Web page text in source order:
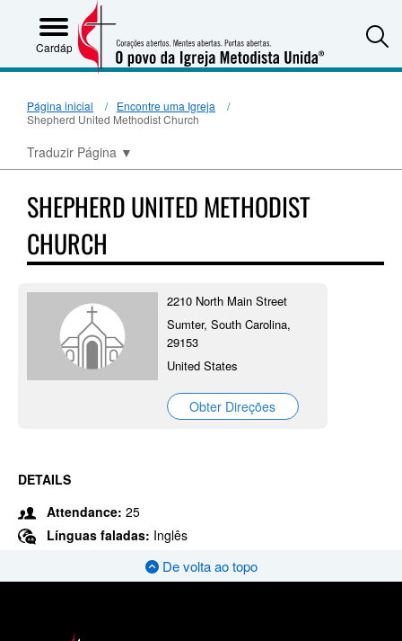
Cardápio
Página inicial
Encontre uma Igreja
Shepherd United Methodist Church
Traduzir Página ▼
SHEPHERD UNITED METHODIST
CHURCH
2210 North Main Street
Sumter, South Carolina,
29153
United States
Obter Direções
DETAILS
Attendance: 25
Línguas faladas: Inglês
De volta ao topo